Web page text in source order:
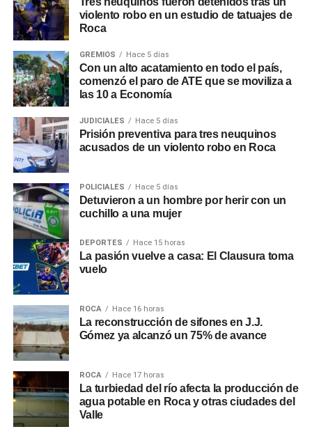
violento robo en un estudio de tatuajes de
Roca
GREMIOS Hace 5 días
Con un alto acatamiento en todo el país,
comenzó el paro de ATE que se moviliza a
las 10 a Economía
JUDICIALES Hace 5 días
Prisión preventiva para tres neuquinos
acusados de un violento robo en Roca
POLICIALES Hace 5 días
Detuvieron a un hombre por herir con un
cuchillo a una mujer
DEPORTES Hace 15 horas
La pasión vuelve a casa: El Clausura toma
vuelo
ROCA Hace 16 horas
La reconstrucción de sifones en J.J.
Gómez ya alcanzó un 75% de avance
ROCA Hace 17 horas
La turbiedad del río afecta la producción de
agua potable en Roca y otras ciudades del
Valle